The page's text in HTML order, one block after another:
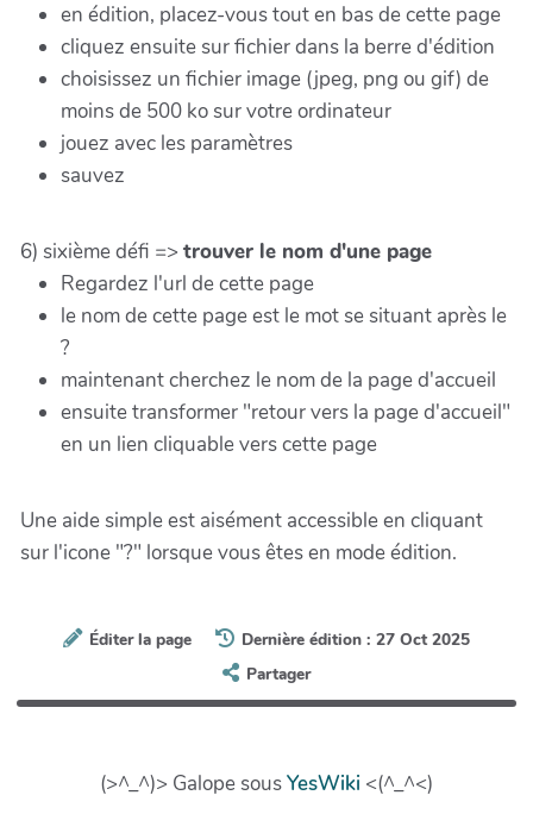
en édition, placez-vous tout en bas de cette page
cliquez ensuite sur fichier dans la berre d'édition
choisissez un fichier image (jpeg, png ou gif) de
moins de 500 ko sur votre ordinateur
jouez avec les paramètres
sauvez
6) sixième défi => trouver le nom d'une page
Regardez l'url de cette page
le nom de cette page est le mot se situant après le
?
maintenant cherchez le nom de la page d'accueil
ensuite transformer "retour vers la page d'accueil"
en un lien cliquable vers cette page
Une aide simple est aisément accessible en cliquant
sur l'icone "?" lorsque vous êtes en mode édition.
Éditer la page
Dernière édition : 27 Oct 2025
Partager
(>^_^)> Galope sousYesWiki <(^_^<)